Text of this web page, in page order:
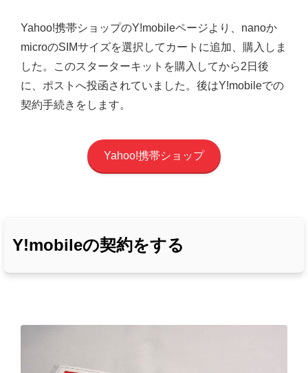
Yahoo!携帯ショップのY!mobileページより、nanoか
microのSIMサイズを選択してカートに追加、購入しま
した。このスターターキットを購入してから2日後
に、ポストへ投函されていました。後はY!mobileでの
契約手続きをします。
Yahoo!携帯ショップ
Y!mobileの契約をする